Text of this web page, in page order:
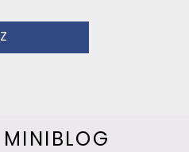
MINIBLOG